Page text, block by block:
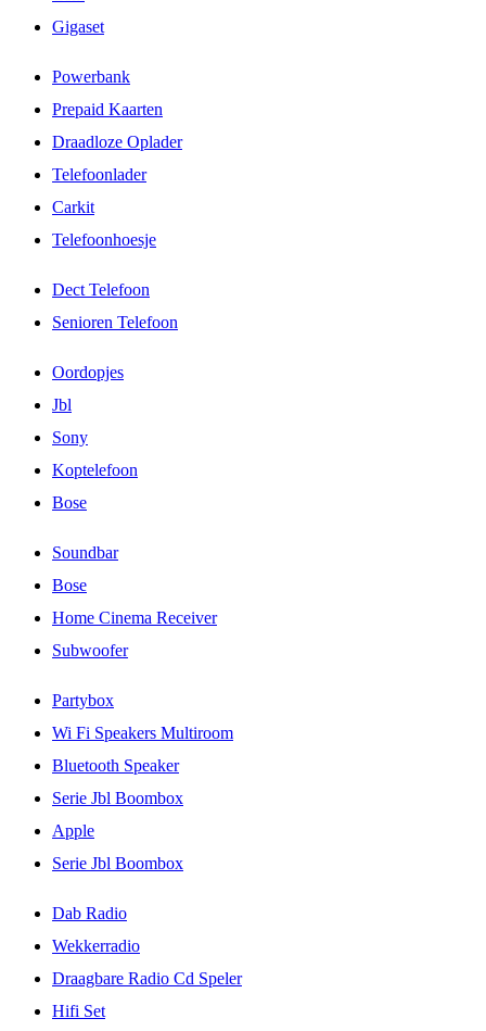
Gigaset
Powerbank
Prepaid Kaarten
Draadloze Oplader
Telefoonlader
Carkit
Telefoonhoesje
Dect Telefoon
Senioren Telefoon
Oordopjes
Jbl
Sony
Koptelefoon
Bose
Soundbar
Bose
Home Cinema Receiver
Subwoofer
Partybox
Wi Fi Speakers Multiroom
Bluetooth Speaker
Serie Jbl Boombox
Apple
Serie Jbl Boombox
Dab Radio
Wekkerradio
Draagbare Radio Cd Speler
Hifi Set